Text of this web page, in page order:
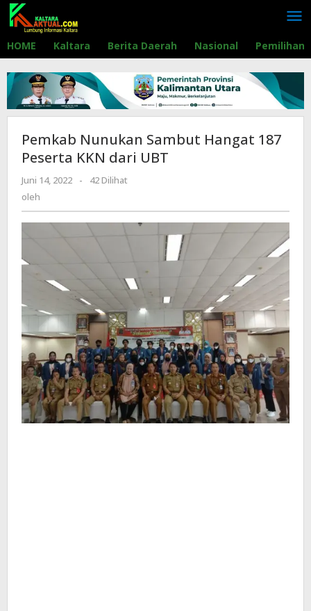
Lewati
konten
HOME Kaltara Berita Daerah Nasional Pemilihan
Pemkab Nunukan Sambut Hangat 187
Peserta KKN dari UBT
Juni 14, 2022 oleh
-
42 Dilihat
oleh